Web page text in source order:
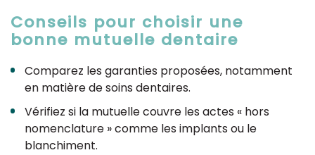
Conseils pour choisir une
bonne mutuelle dentaire
Comparez les garanties proposées, notamment
en matière de soins dentaires.
Vérifiez si la mutuelle couvre les actes « hors
nomenclature » comme les implants ou le
blanchiment.